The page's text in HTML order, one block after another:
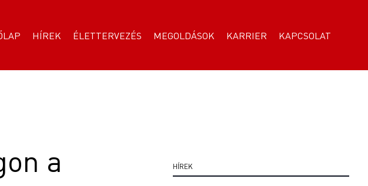
HÍREK ÉLETTERVEZÉS MEGOLDÁSOK KARRIER KAPCSOLAT
a
HÍREK